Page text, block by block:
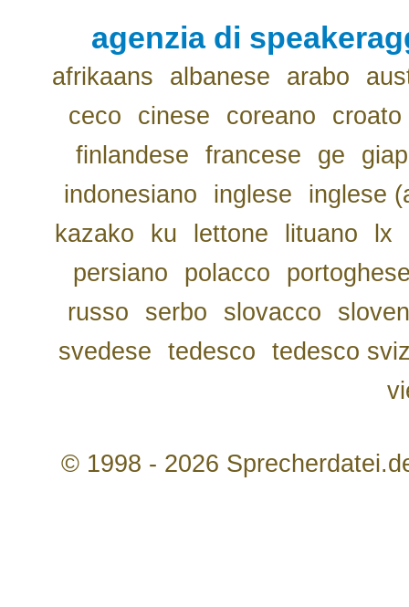
agenzia di
afrikaans albanese arabo
ceco
cinese coreano
croato
finlandese
francese ge
indonesiano
inglese
inglese
kazako
ku lettone lituano lx
persiano
polacco
russo
serbo slovacco
svedese
tedesco
tedesco
© 1998 - 2026